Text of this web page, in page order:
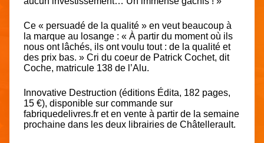
Ce « persuadé de la qualité » en veut beaucoup à
la marque au losange : « À partir du moment où ils
nous ont lâchés, ils ont voulu tout : de la qualité et
des prix bas. » Cri du coeur de Patrick Cochet, dit
Coche, matricule 138 de l’Alu.
Innovative Destruction (éditions Édita, 182 pages,
15 €), disponible sur commande sur
fabriquedelivres.fr et en vente à partir de la semaine
prochaine dans les deux librairies de Châtellerault.